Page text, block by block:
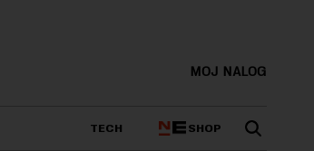
MOJ NALOG
TECH SHOP